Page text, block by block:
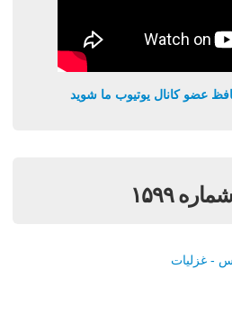
عضو کانال یوتیوب ما شوید
۱۵۹۹
- غزلیات